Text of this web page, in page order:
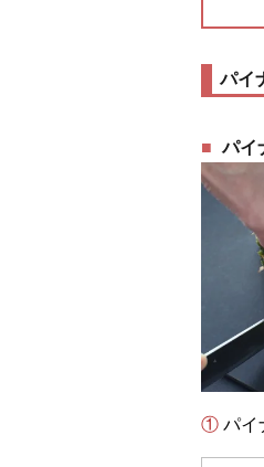
パイ
パイ
① パ